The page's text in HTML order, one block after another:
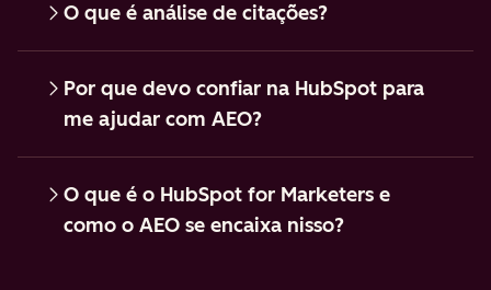
O que é análise de citações?
Por que devo confiar na HubSpot para
me ajudar com AEO?
O que é o HubSpot for Marketers e
como o AEO se encaixa nisso?